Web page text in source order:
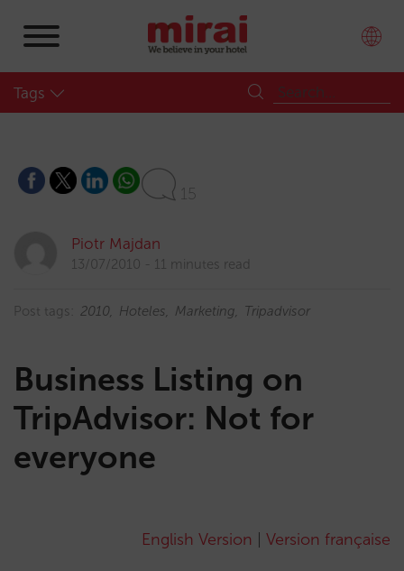
Tags
15
Piotr Majdan
13/07/2010 11 minutes read
Post tags: 2010 Hoteles Marketing Tripadvisor
Business Listing on
TripAdvisor: Not for
everyone
English Version Version française